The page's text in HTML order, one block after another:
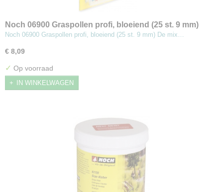
Noch 06900 Graspollen profi, bloeiend (25 st. 9 mm)
Noch 06900 Graspollen profi, bloeiend (25 st. 9 mm) De mix…
€ 8,09
✓ Op voorraad
IN WINKELWAGEN